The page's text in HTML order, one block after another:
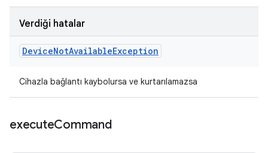
Verdiği hatalar
DeviceNotAvailableException
Cihazla bağlantı kaybolursa ve kurtarılamazsa
executeCommand